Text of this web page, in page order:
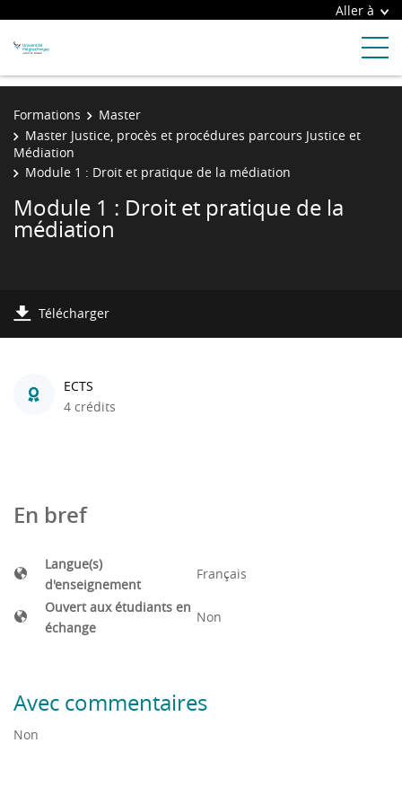
Aller à
Formations
Master
Master Justice, procès et procédures parcours Justice et
Médiation
Module 1 : Droit et pratique de la médiation
Module 1 : Droit et pratique de la
médiation
Télécharger
ECTS
4 crédits
En bref
Langue(s)
d'enseignement
Français
Ouvert aux étudiants en
échange
Non
Avec commentaires
Non